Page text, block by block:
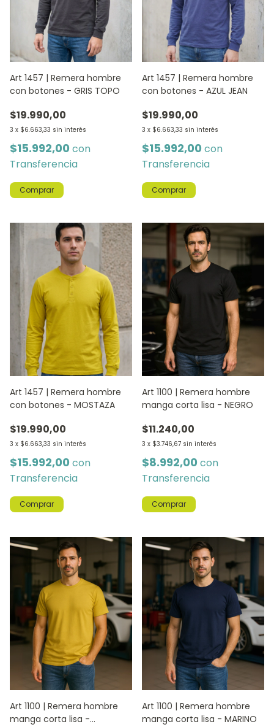
Art 1457 | Remera hombre
con botones - GRIS TOPO
$19.990,00
3 x $6.663,33 sin interés
$15.992,00 con
Transferencia
Comprar
Art 1457 | Remera hombre
con botones - AZUL JEAN
$19.990,00
3 x $6.663,33 sin interés
$15.992,00 con
Transferencia
Comprar
Art 1457 | Remera hombre
con botones - MOSTAZA
$19.990,00
3 x $6.663,33 sin interés
$15.992,00 con
Transferencia
Comprar
Art 1100 | Remera hombre
manga corta lisa - NEGRO
$11.240,00
3 x $3.746,67 sin interés
$8.992,00 con
Transferencia
Comprar
Art 1100 | Remera hombre
manga corta lisa -
Art 1100 | Remera hombre
manga corta lisa - MARINO